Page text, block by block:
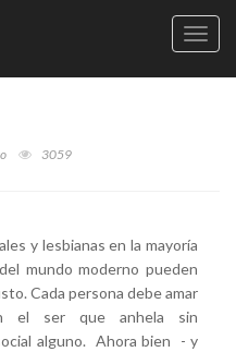
3059
y lesbianas en la mayoría
mundo moderno pueden
Cada persona debe amar
el ser que anhela sin
alguno. Ahora bien - y